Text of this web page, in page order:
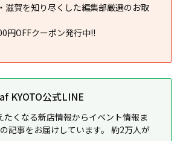
滋賀を知り尽くした編集部厳選のお取
円OFFクーポン発行中!!
KYOTO公式LINE
くなる新店情報からイベント情報ま
記事をお届けしています。 約2万人が